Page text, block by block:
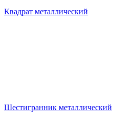
Квадрат металлический
Шестигранник металлический